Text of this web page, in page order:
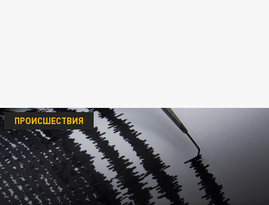
ПРОИСШЕСТВИЯ